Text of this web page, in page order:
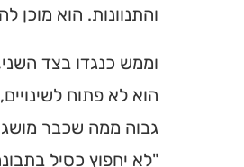
והתנוונות. הוא מוכן
וממש כנגדו בצד
הוא לא פתוח
גבוה ממה שכבר
"לא יחפוץ כסיל